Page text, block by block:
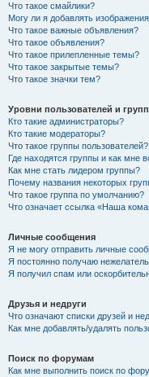
Что такое смайлики?
Могу ли я добавлять
Что такое важные объявления?
Что такое объявления?
Что такое прилепленные темы?
Что такое закрытые темы?
Что такое значки тем?
Уровни пользователей и
Кто такие администраторы?
Кто такие модераторы?
Что такое группы пользователей?
Где находятся группы и как мне
Как мне стать лидером группы?
Почему названия некоторых
Что такое группа по умолчанию?
Что означает ссылка «Наша
Личные сообщения
Я не могу отправить личные
Я постоянно получаю
Я получил спам или
Друзья и недруги
Что означают списки друзей и
Как мне добавлять/удалять
Поиск по форумам
Как мне выполнить поиск по